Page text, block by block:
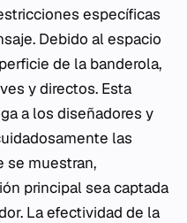
específicas
Debido al espacio
de la banderola,
y directos. Esta
a los diseñadores y
las
se muestran,
principal sea captada
La efectividad de la